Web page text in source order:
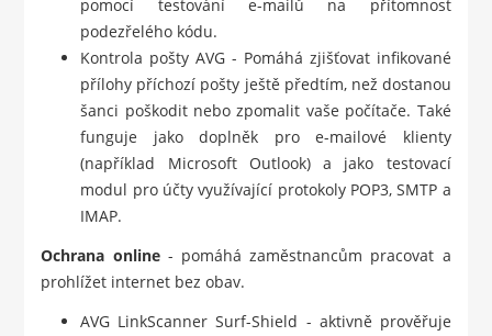
pomocí testování e-mailů na přítomnost
podezřelého kódu.
Kontrola pošty AVG - Pomáhá zjišťovat infikované
přílohy příchozí pošty ještě předtím, než dostanou
šanci poškodit nebo zpomalit vaše počítače. Také
funguje jako doplněk pro e-mailové klienty
(například Microsoft Outlook) a jako testovací
modul pro účty využívající protokoly POP3, SMTP a
IMAP.
Ochrana online- pomáhá zaměstnancům pracovat a
prohlížet internet bez obav.
AVG LinkScanner Surf-Shield - aktivně prověřuje